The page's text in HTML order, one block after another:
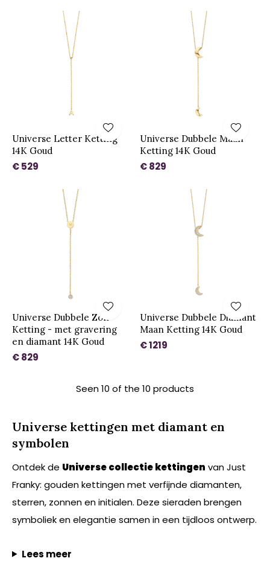
Universe Letter Ketting
14K Goud
€ 529
Universe Dubbele Maan
Ketting 14K Goud
€ 829
Universe Dubbele Zon
Ketting - met gravering
en diamant 14K Goud
€ 829
Universe Dubbele Diamant
Maan Ketting 14K Goud
€ 1219
Seen 10 of the 10 products
Universe kettingen met diamant en
symbolen
Ontdek de Universe collectie kettingen van Just
Franky: gouden kettingen met verfijnde diamanten,
sterren, zonnen en initialen. Deze sieraden brengen
symboliek en elegantie samen in een tijdloos ontwerp.
Lees meer